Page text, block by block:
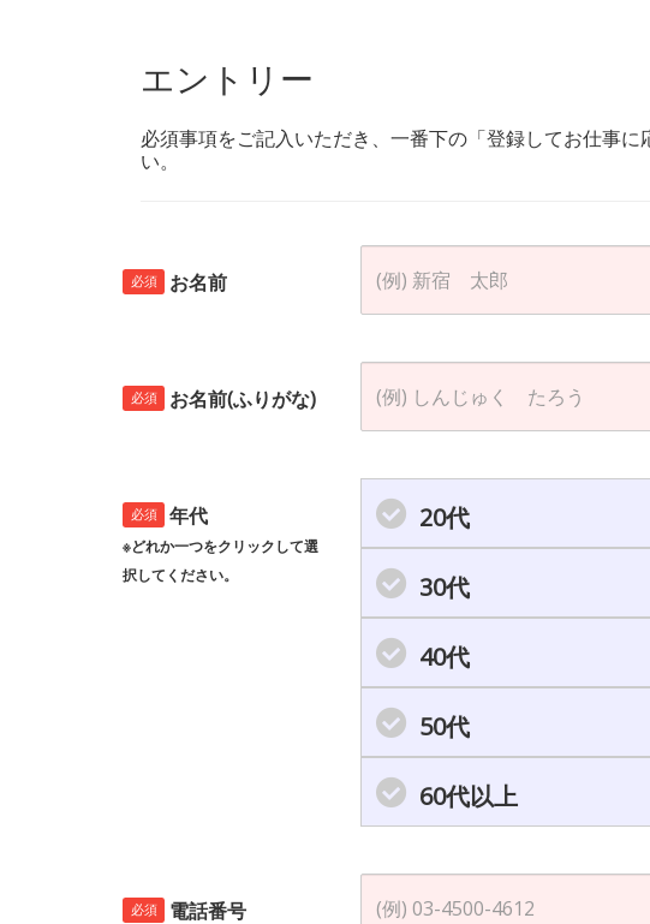
エントリー
必須事項をご記入いただき、一番下の「登録してお仕事
い。
必須 お名前
必須 お名前(ふりがな)
必須 年代
※どれか一つをクリックして選
択してください。
20代
30代
40代
50代
60代以上
必須 電話番号